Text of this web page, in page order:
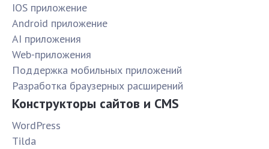
IOS приложение
Android приложение
AI приложения
Web-приложения
Поддержка мобильных приложений
Разработка браузерных расширений
Конструкторы сайтов и CMS
WordPress
Tilda